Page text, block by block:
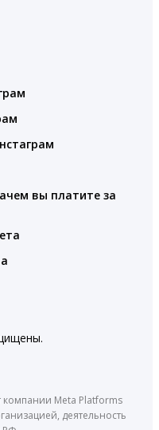
вы платите за
Meta Platforms
деятельность